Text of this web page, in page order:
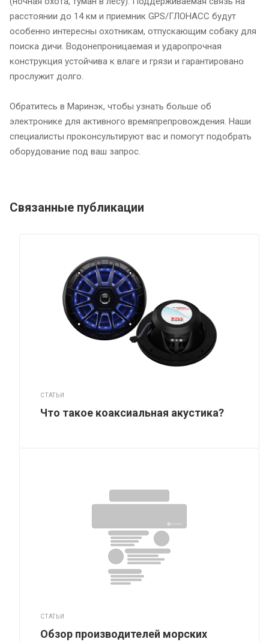
расстоянии до 14 км и приемник GPS/ГЛОНАСС будут
особенно интересны охотникам, отпускающим собаку для
поиска дичи. Водонепроницаемая и ударопрочная
конструкция устойчива к влаге и грязи и гарантировано
прослужит долго.
Обратитесь в Маринэк, чтобы узнать больше об
электронике для активного времяпрепровождения. Наши
специалисты проконсультируют вас и помогут подобрать
оборудование под ваш запрос.
Связанные публикации
СТАТЬИ
Что такое коаксиальная акустика?
СТАТЬИ
Обзор производителей морских